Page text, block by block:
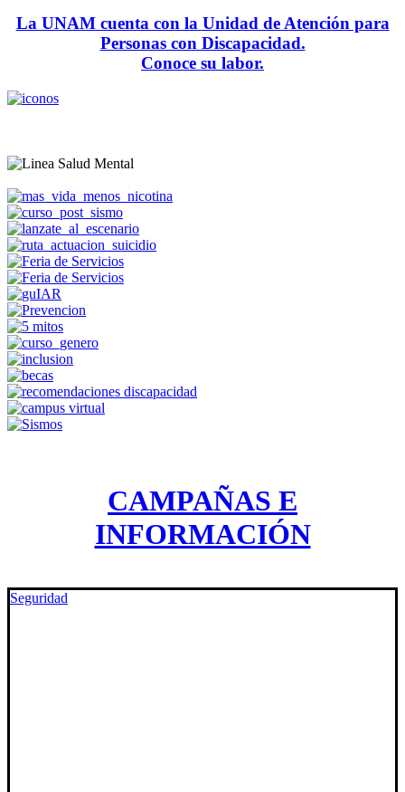
La UNAM cuenta con la Unidad de Atención para
Personas con Discapacidad.
Conoce su labor.
CAMPAÑAS E
INFORMACIÓN
Seguridad